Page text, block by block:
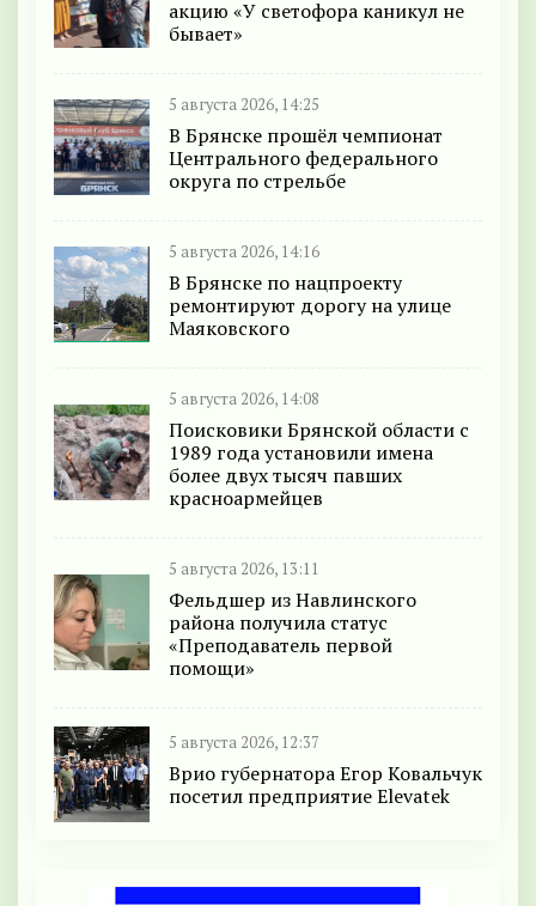
акцию «У светофора каникул не
бывает»
5 августа 2026, 14:25
В Брянске прошёл чемпионат
Центрального федерального
округа по стрельбе
5 августа 2026, 14:16
В Брянске по нацпроекту
ремонтируют дорогу на улице
Маяковского
5 августа 2026, 14:08
Поисковики Брянской области с
1989 года установили имена
более двух тысяч павших
красноармейцев
5 августа 2026, 13:11
Фельдшер из Навлинского
района получила статус
«Преподаватель первой
помощи»
5 августа 2026, 12:37
Врио губернатора Егор Ковальчук
посетил предприятие Elevatek